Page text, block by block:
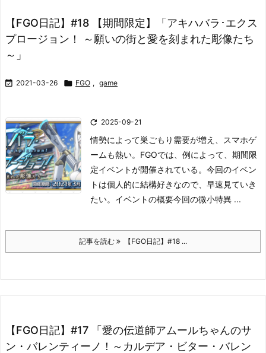
【FGO日記】#18 【期間限定】「アキハバラ･エクス
プロージョン！ ～願いの街と愛を刻まれた彫像たち
～」
 2021-03-26  FGO , game
 2025-09-21
情勢によって巣ごもり需要が増え、スマホゲ
ームも熱い。 FGOでは、例によって、期間限
定イベントが開催されている。 今回のイベン
トは個人的に結構好きなので、早速見ていき
たい。 イベントの概要今回の微小特異 ...
記事を読む 【FGO日記】#18 ...
【FGO日記】#17 「愛の伝道師アムールちゃんのサ
ン・バレンティーノ！～カルデア・ビター・バレン